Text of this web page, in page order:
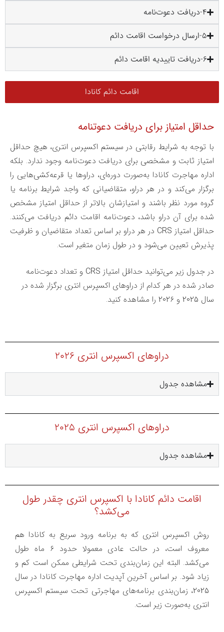
4-دریافت دعوت‌نامه
5-ارسال درخواست اقامت دائم
6-دریافت تاییدیه اقامت دائم
اقامت دائم کانادا
حداقل امتیاز برای دریافت دعوتنامه
با توجه به شرایط رقابتی در سیستم اکسپرس انتری، هیچ حداقل
امتیاز ثابت و مشخصی برای دریافت دعوت‌نامه وجود ندارد. بلکه
اداره مهاجرت کانادا به‌صورت دوره‌ای، دراوها یا قرعه‌کشی‌هایی را
برگزار می‌کند و در هر دراو، متقاضیانی که واجد شرایط برنامه یا
گروه مورد نظر باشند و امتیازشان بالاتر از حداقل امتیاز مشخص
شده برای آن دراو باشد، دعوت‌نامه اقامت دائم دریافت می‌کنند.
حداقل امتیاز CRS در هر دراو بر اساس تعداد متقاضیان و ظرفیت
پذیرش تعیین می‌شود و در طول زمان متغیر است.
در جدول زیر می‌توانید حداقل امتیاز CRS و تعداد دعوت‌نامه
صادر شده در هر کدام از دراوهای اکسپرس انتری برگزار شده در
سال 2025 و 2026 را مشاهده کنید.
دراوهای اکسپرس انتری 2026
مشاهده جدول
دراوهای اکسپرس انتری 2025
مشاهده جدول
اقامت دائم کانادا با اکسپرس انتری چقدر طول
می‌کشد؟
روش اکسپرس انتری که به برنامه ورود سریع به کانادا هم
معروف است، در حالت عادی معمولا حدود 6 ماه طول
می‌کشد. البته این زمان‌بندی تحت شرایطی ممکن است کم و
زیاد شود. بر اساس آخرین آپدیت اداره مهاجرت کانادا در سال
2025، زمان‌بندی برنامه‌های مهاجرتی تحت سیستم اکسپرس
انتری به‌صورت زیر است.